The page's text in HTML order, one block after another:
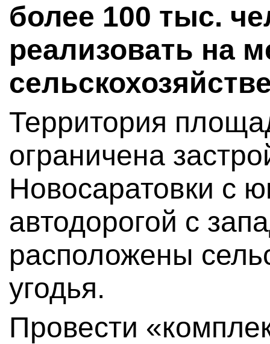
более 100 тыс.
реализовать на
Территория
ограничена
Новосаратовки с
автодорогой с
расположены
угодья.
Провести